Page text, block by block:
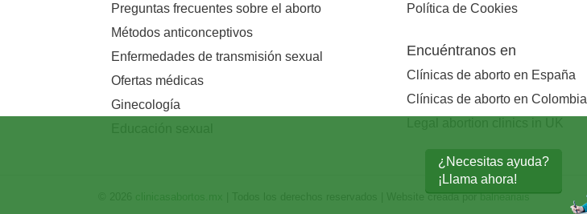
¿Necesitas ayuda?
¡Llama ahora!
Preguntas frecuentes sobre el aborto
Métodos anticonceptivos
Enfermedades de transmisión sexual
Ofertas médicas
Ginecología
Política de Cookies
Encuéntranos en
Clínicas de aborto en España
Clínicas de aborto en Colombia
| Todos los derechos reservados | Website creada porbalneariais